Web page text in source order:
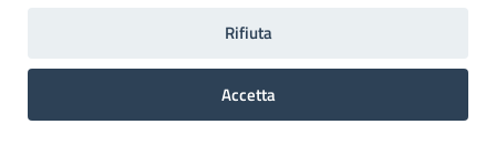
Home Note legali Privacy
RPD
Invia un commento
2022©Copright Città metropolitana di Palermo
Preferenze Cookie
Rifiuta
Accetta